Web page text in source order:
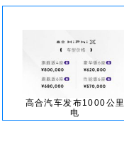
高合汽车发布1000公里
电